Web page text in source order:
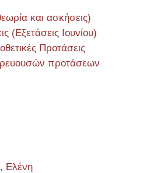
και ασκήσεις)
(Εξετάσεις Ιουνίου)
Προτάσεις
προτάσεων
Ελένη